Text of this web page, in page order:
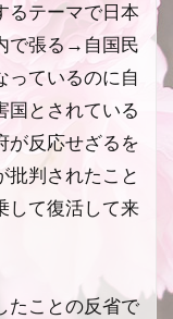
るテーマで日本
で張る→自国民
っているのに自
国とされている
が反応せざるを
批判されたこと
して復活して来
たことの反省で